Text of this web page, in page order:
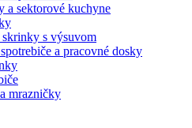
a sektorové kuchyne
s výsuvom
a pracovné dosky
mrazničky